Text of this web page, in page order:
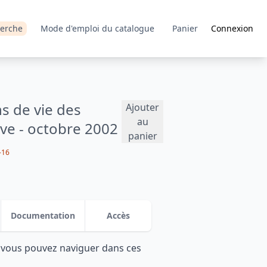
Mode d'emploi du catalogue Panier Connexion
de vie des
- octobre 2002
Ajouter
au
panier
Documentation Accès
pouvez naviguer dans ces